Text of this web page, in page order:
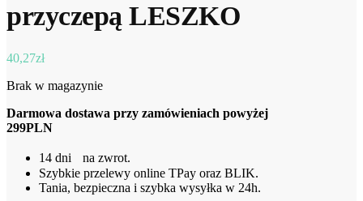
przyczepą LESZKO
40,27zł
Brak w magazynie
Darmowa dostawa przy zamówieniach powyżej
299PLN
14 dni na zwrot.
Szybkie przelewy online TPay oraz BLIK.
Tania, bezpieczna i szybka wysyłka w 24h.